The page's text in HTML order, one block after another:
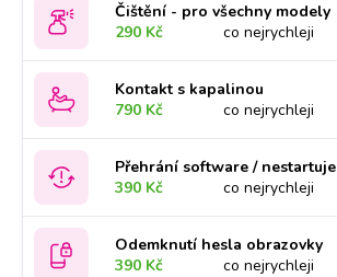
Čištění - pro všechny modely
290 Kč
co nejrychleji
Kontakt s kapalinou
790 Kč
co nejrychleji
Přehrání software / nestartuje
390 Kč
co nejrychleji
Odemknutí hesla obrazovky
390 Kč
co nejrychleji